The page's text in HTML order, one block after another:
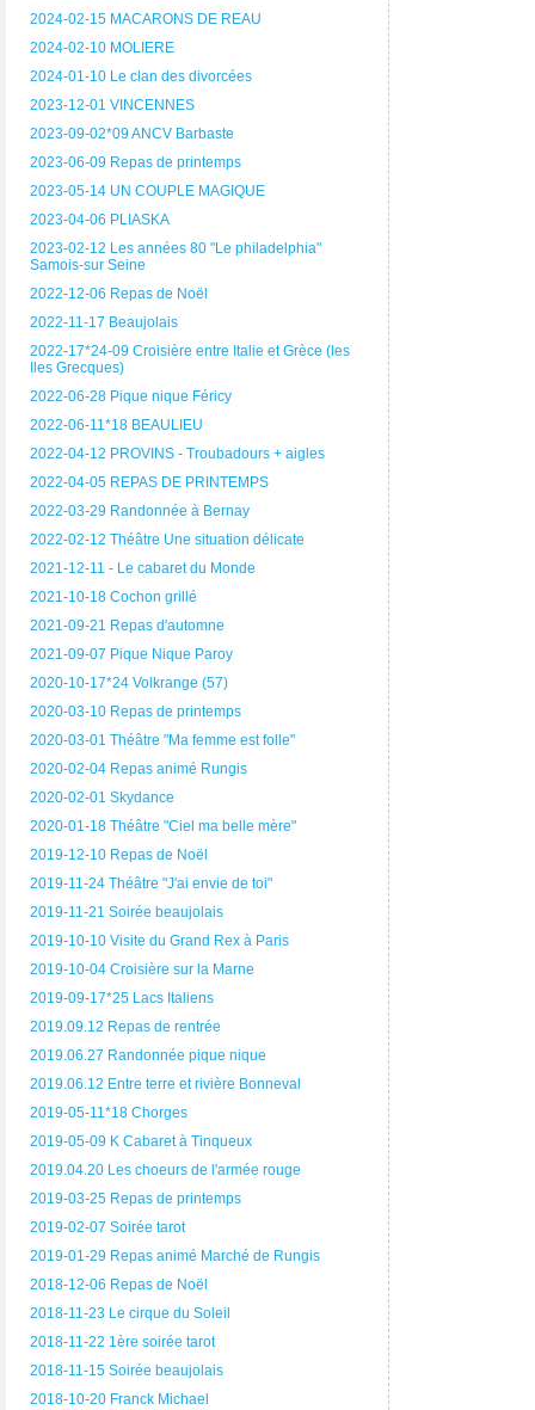
2024-02-15 MACARONS DE REAU
2024-02-10 MOLIERE
2024-01-10 Le clan des divorcées
2023-12-01 VINCENNES
2023-09-02*09 ANCV Barbaste
2023-06-09 Repas de printemps
2023-05-14 UN COUPLE MAGIQUE
2023-04-06 PLIASKA
2023-02-12 Les années 80 "Le philadelphia"
Samois-sur Seine
2022-12-06 Repas de Noël
2022-11-17 Beaujolais
2022-17*24-09 Croisière entre Italie et Grèce (les
Iles Grecques)
2022-06-28 Pique nique Féricy
2022-06-11*18 BEAULIEU
2022-04-12 PROVINS - Troubadours + aigles
2022-04-05 REPAS DE PRINTEMPS
2022-03-29 Randonnée à Bernay
2022-02-12 Théâtre Une situation délicate
2021-12-11 - Le cabaret du Monde
2021-10-18 Cochon grillé
2021-09-21 Repas d'automne
2021-09-07 Pique Nique Paroy
2020-10-17*24 Volkrange (57)
2020-03-10 Repas de printemps
2020-03-01 Théâtre "Ma femme est folle"
2020-02-04 Repas animé Rungis
2020-02-01 Skydance
2020-01-18 Théâtre "Ciel ma belle mère"
2019-12-10 Repas de Noël
2019-11-24 Théâtre "J'ai envie de toi"
2019-11-21 Soirée beaujolais
2019-10-10 Visite du Grand Rex à Paris
2019-10-04 Croisière sur la Marne
2019-09-17*25 Lacs Italiens
2019.09.12 Repas de rentrée
2019.06.27 Randonnée pique nique
2019.06.12 Entre terre et rivière Bonneval
2019-05-11*18 Chorges
2019-05-09 K Cabaret à Tinqueux
2019.04.20 Les choeurs de l'armée rouge
2019-03-25 Repas de printemps
2019-02-07 Soirée tarot
2019-01-29 Repas animé Marché de Rungis
2018-12-06 Repas de Noël
2018-11-23 Le cirque du Soleil
2018-11-22 1ère soirée tarot
2018-11-15 Soirée beaujolais
2018-10-20 Franck Michael